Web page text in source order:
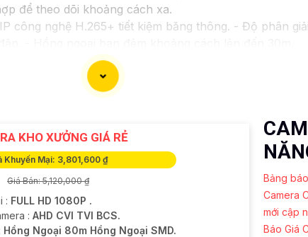
để theo dõi khoảng cách xa.
công nghệ H.265+ tiết kiệm băng thông. - Độ phân
HDCVI 2MP hỗ trợ chất lượng hình ảnh cao. -
cân bằng sáng, chống nhiễu 3D. - Giá phải chăng
sử dụng và không gian lắp đặt của bạn. Bạn có thể
KHO XƯỞNG GIÁ RẺ
Khuyến Mại: 3,801,600 ₫
Giá Bán: 5,120,000 ₫
: FULL HD 1080P .
: AHD CVI TVI BCS.
Hồng Ngoại 80m Hồng Ngoại SMD.
Bảng
Camera
mới cập
Báo Giá